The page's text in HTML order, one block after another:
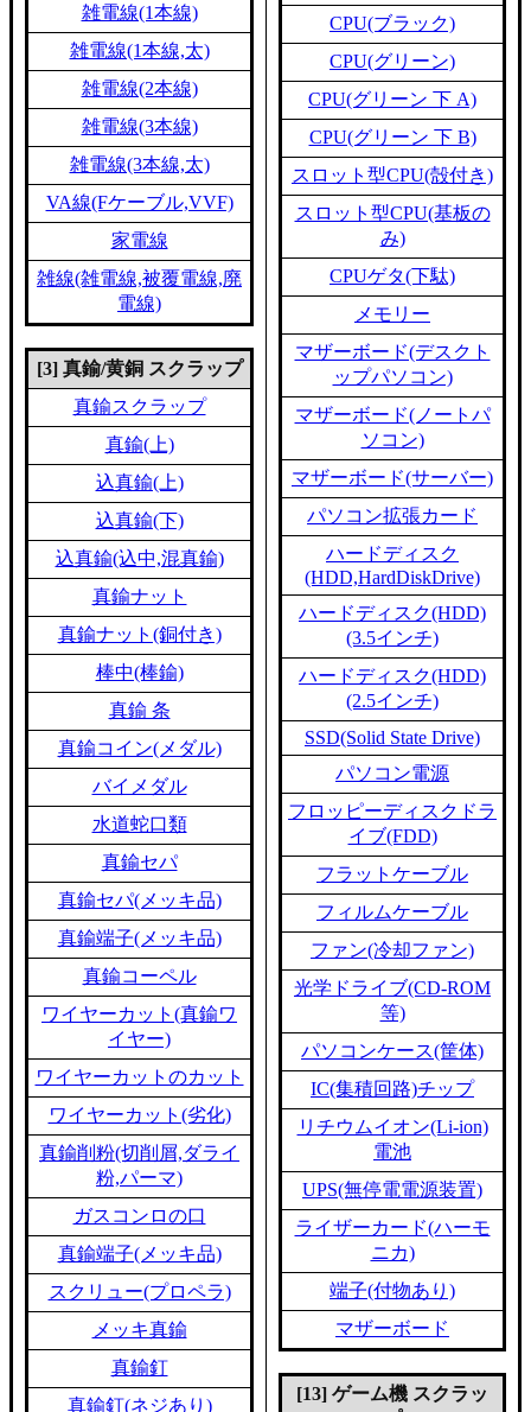
雑電線(1本線)
雑電線(1本線,太)
雑電線(2本線)
雑電線(3本線)
雑電線(3本線,太)
VA線(Fケーブル,VVF)
家電線
雑線(雑電線,被覆電線,廃
電線)
[3] 真鍮/黄銅 スクラップ
真鍮スクラップ
真鍮(上)
込真鍮(上)
込真鍮(下)
込真鍮(込中,混真鍮)
真鍮ナット
真鍮ナット(銅付き)
棒中(棒鍮)
真鍮 条
真鍮コイン(メダル)
バイメダル
水道蛇口類
真鍮セパ
真鍮セパ(メッキ品)
真鍮端子(メッキ品)
真鍮コーペル
ワイヤーカット(真鍮ワ
イヤー)
ワイヤーカットのカット
ワイヤーカット(劣化)
真鍮削粉(切削屑,ダライ
粉,パーマ)
ガスコンロの口
真鍮端子(メッキ品)
スクリュー(プロペラ)
メッキ真鍮
真鍮釘
真鍮釘(ネジあり)
CPU(ブラック)
CPU(グリーン)
CPU(グリーン 下 A)
CPU(グリーン 下 B)
スロット型CPU(殻付き)
スロット型CPU(基板の
み)
CPUゲタ(下駄)
メモリー
マザーボード(デスクト
ップパソコン)
マザーボード(ノートパ
ソコン)
マザーボード(サーバー)
パソコン拡張カード
ハードディスク
(HDD,HardDiskDrive)
ハードディスク(HDD)
(3.5インチ)
ハードディスク(HDD)
(2.5インチ)
SSD(Solid State Drive)
パソコン電源
フロッピーディスクドラ
イブ(FDD)
フラットケーブル
フィルムケーブル
ファン(冷却ファン)
光学ドライブ(CD-ROM
等)
パソコンケース(筐体)
IC(集積回路)チップ
リチウムイオン(Li-ion)
電池
UPS(無停電電源装置)
ライザーカード(ハーモ
ニカ)
端子(付物あり)
マザーボード
[13] ゲーム機 スクラッ